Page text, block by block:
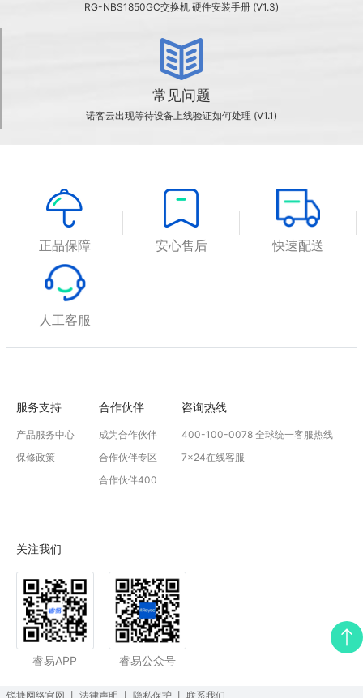
RG-NBS1850GC交换机 硬件安装手册 (V1.3)
常见问题
诺客云出现等待设备上线验证如何处理 (V1.1)
正品保障 安心售后 快速配送
人工客服
服务支持
产品服务中心
保修政策
合作伙伴
成为合作伙伴
合作伙伴专区
合作伙伴400
咨询热线
400-100-0078 全球统一客服热线
7x24在线客服
关注我们
睿易APP 睿易公众号
锐捷网络官网 丨 法律声明 丨 隐私保护 丨 联系我们